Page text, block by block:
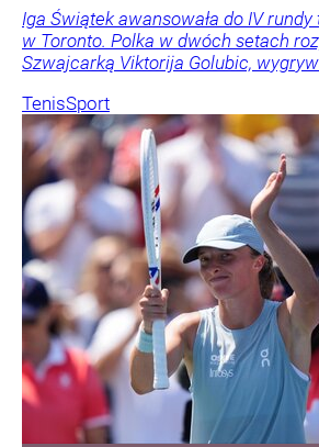
Iga Świątek awansowała do IV
w Toronto. Polka w dwóch setach
Szwajcarką Viktorija Golubic,
TenisSport